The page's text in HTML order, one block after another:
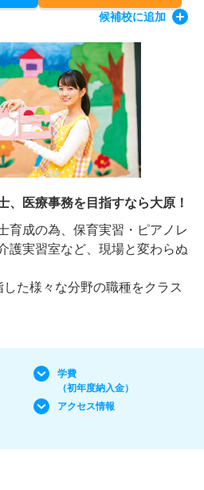
候補校に追加
、医療事務を目指すなら大原！
育成の為、保育実習・ピアノレ
護実習室など、現場と変わらぬ
した様々な分野の職種をクラス
学費
（初年度納入金）
アクセス情報